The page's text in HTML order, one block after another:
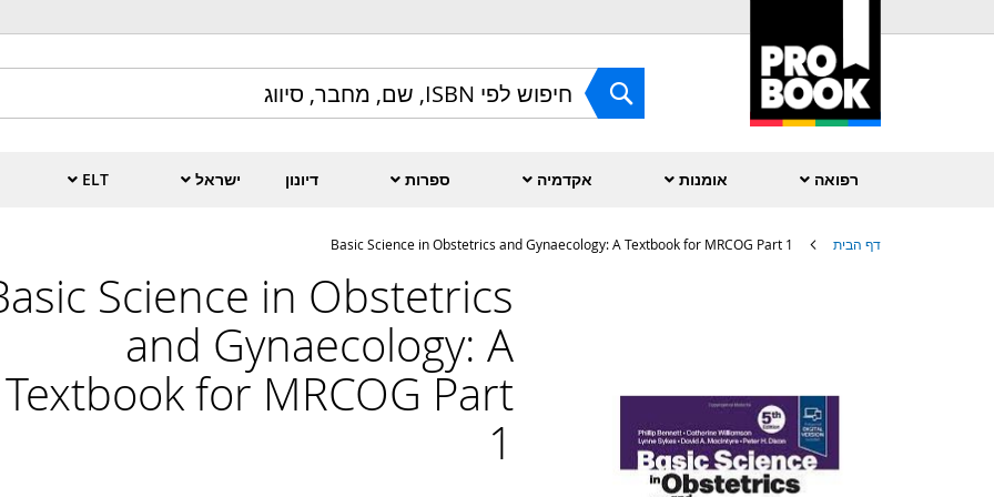
to
Content
חפש
רפואה אומנות אקדמיה ספרות דיונון ישראל ELT
דף הבית Basic Science in Obstetrics and Gynaecology: A Textbook for MRCOG Part 1
Science in Obstetrics
and Gynaecology: A
Textbook for MRCOG Part
1